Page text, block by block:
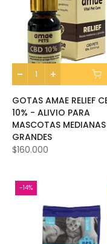
GOTAS AMAE RELIEF
10% - ALIVIO PARA
MASCOTAS
GRANDES
$160.000
-14%